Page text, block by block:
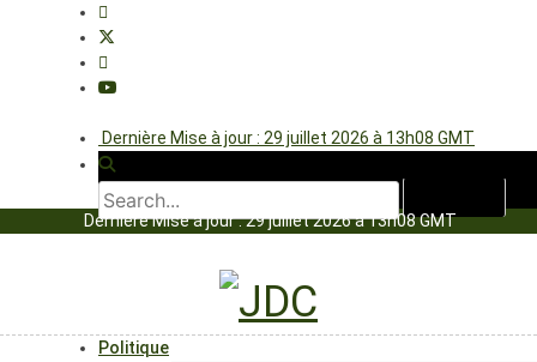
Dernière Mise à jour : 29 juillet 2026 à 13h08 GMT
Dernière Mise à jour : 29 juillet 2026 à 13h08 GMT
Politique